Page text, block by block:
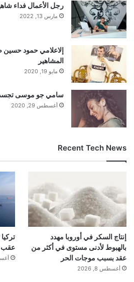
رجل الأعمال فداء
مارس 13, 2022
إلاعلامي حمود حسين
المشاهير
مايو 19, 2020
سامي جو موسى تجسد
أغسطس 29, 2020
Recent Tech News
إنتاج السكر في أوروبا مهدد
بالهبوط لأدنى مستوى في أكثر من
عقد بسبب موجات الحر
أغسطس 8, 2026
عقب